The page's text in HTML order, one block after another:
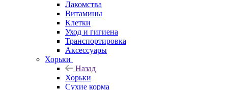
Лакомства
Витамины
Клетки
Уход и гигиена
Транспортировка
Аксессуары
Хорьки
Назад
Хорьки
Сухие корма